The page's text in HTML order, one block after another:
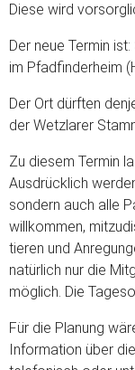
Diese wird
Der neue Termin
im Pfadfinderheim
Der Ort dürften
der Wetzlarer
Zu diesem Termin
Ausdrücklich
sondern auch alle
willkommen,
tieren und
natürlich nur die
möglich. Die
Für die Planung
Information über